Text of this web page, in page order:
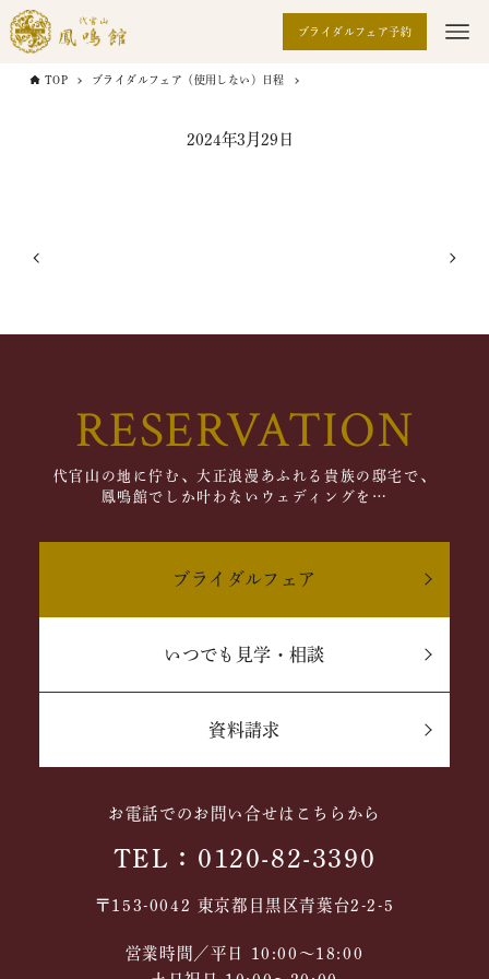
ブライダルフェア予約
TOP ブライダルフェア（使用しない）日程
2024年3月29日
RESERVATION
代官山の地に佇む、大正浪漫あふれる貴族の邸宅で、
鳳鳴館でしか叶わないウェディングを…
ブライダルフェア
いつでも見学・相談
資料請求
お電話でのお問い合せはこちらから
TEL：0120-82-3390
〒153-0042 東京都目黒区青葉台2-2-5
営業時間／平日 10:00～18:00